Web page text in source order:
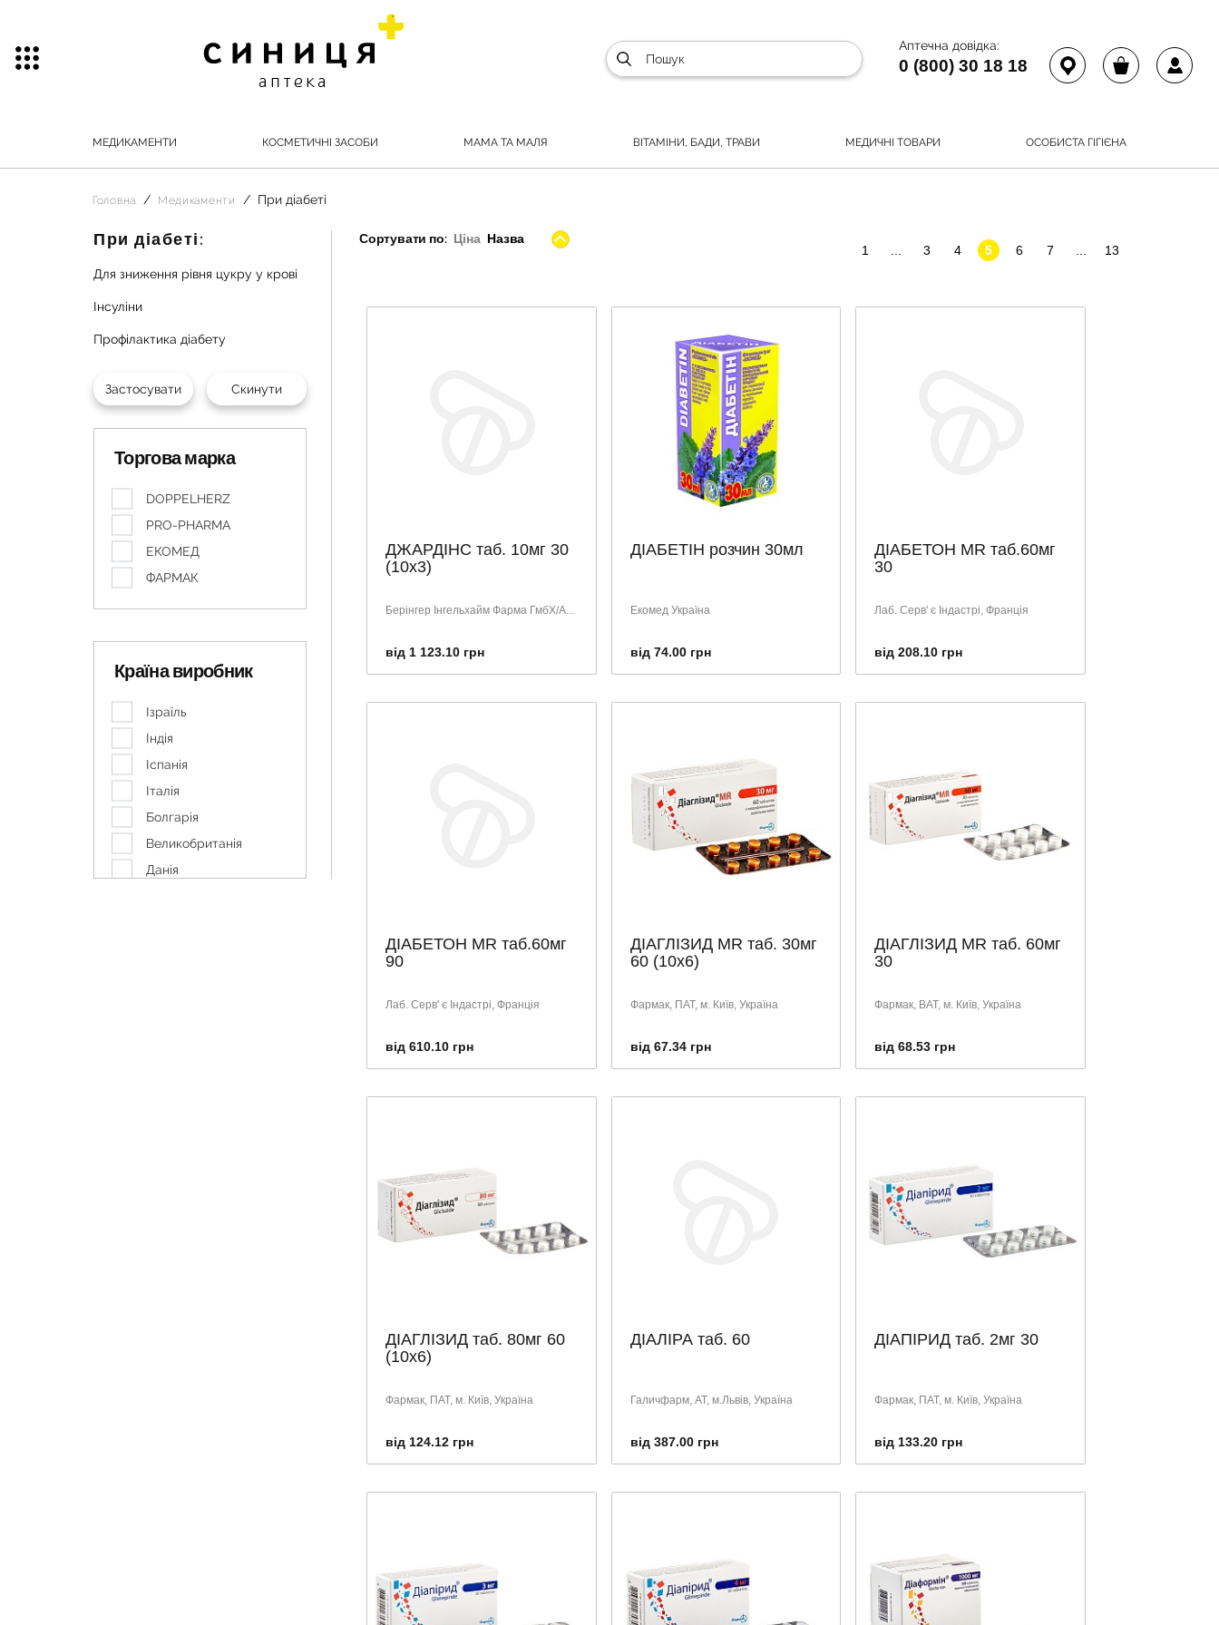
Аптечна довідка:
0 (800) 30 18 18
МЕДИКАМЕНТИ КОСМЕТИЧНІ ЗАСОБИ МАМА ТА МАЛЯ ВІТАМІНИ, БАДИ, ТРАВИ МЕДИЧНІ ТОВАРИ ОСОБИСТА ГІГІЄНА
Головна Медикаменти При діабеті
При діабеті:
Для зниження рівня цукру у крові
Інсуліни
Профілактика діабету
Торгова марка
DOPPELHERZ
PRO-PHARMA
ЕКОМЕД
ФАРМАК
Країна виробник
Ізраїль
Індія
Іспанія
Італія
Болгарія
Великобританія
Данія
Сортувати по: Ціна Назва
1
3 4 5 6 7 13
ДЖАРДІНС таб. 10мг 30
(10х3)
Берінгер Інгельхайм Фарма ГмбХ/А...
від 1 123.10 грн
ДІАБЕТІН розчин 30мл
Екомед Україна
від 74.00 грн
ДІАБЕТОН МR таб.60мг
30
Лаб. Серв' є Індастрі, Франція
від 208.10 грн
ДІАБЕТОН МR таб.60мг
90
Лаб. Серв' є Індастрі, Франція
від 610.10 грн
ДІАГЛІЗИД MR таб. 30мг
60 (10х6)
Фармак, ПАТ, м. Київ, Україна
від 67.34 грн
ДІАГЛІЗИД MR таб. 60мг
30
Фармак, ВАТ, м. Київ, Україна
від 68.53 грн
ДІАГЛІЗИД таб. 80мг 60
(10х6)
Фармак, ПАТ, м. Київ, Україна
від 124.12 грн
ДІАЛІРА таб. 60
Галичфарм, АТ, м.Львів, Україна
від 387.00 грн
ДІАПІРИД таб. 2мг 30
Фармак, ПАТ, м. Київ, Україна
від 133.20 грн